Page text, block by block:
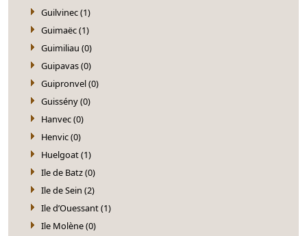
Guilvinec (1)
Guimaëc (1)
Guimiliau (0)
Guipavas (0)
Guipronvel (0)
Guissény (0)
Hanvec (0)
Henvic (0)
Huelgoat (1)
Ile de Batz (0)
Ile de Sein (2)
Ile d’Ouessant (1)
Ile Molène (0)